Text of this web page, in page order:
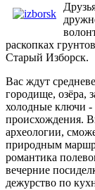
раскопках
Старый Изборск.
Вас ждут
городище, озёра,
холодные ключи -
происхождения.
археологии,
природным
романтика
вечерние
дежурство по